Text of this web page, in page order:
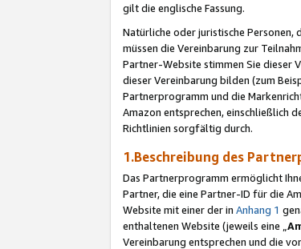
gilt die englische Fassung.
Natürliche oder juristische Personen,
müssen die Vereinbarung zur
Partner-Website stimmen Sie dieser
dieser Vereinbarung bilden (zum
Partnerprogramm und die
Amazon entsprechen, einschließlich
Richtlinien sorgfältig durch.
1.Beschreibung des
Das Partnerprogramm ermöglicht
Partner, die eine Partner-ID für die
Website mit einer der in Anhang 1
enthaltenen Website (jeweils eine „
Vereinbarung entsprechen und die